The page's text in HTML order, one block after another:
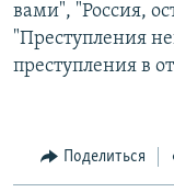
вами", "Россия,
"Преступления
преступления в
Поделиться